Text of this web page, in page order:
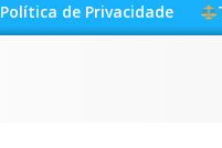
Política de Privacidade